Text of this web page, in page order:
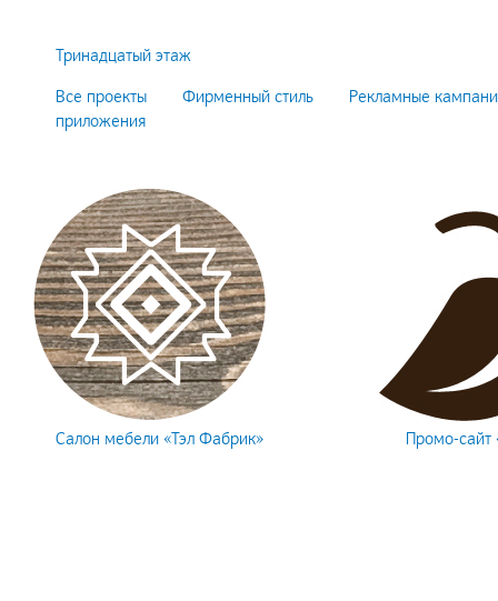
Тринадцатый этаж
Все проекты
Фирменный стиль
Рекламные
приложения
Салон мебели «Тэл Фабрик» Промо-сайт